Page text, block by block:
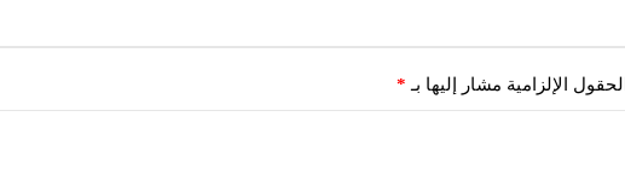
الحقول الإلزامية مشار إليها بـ *